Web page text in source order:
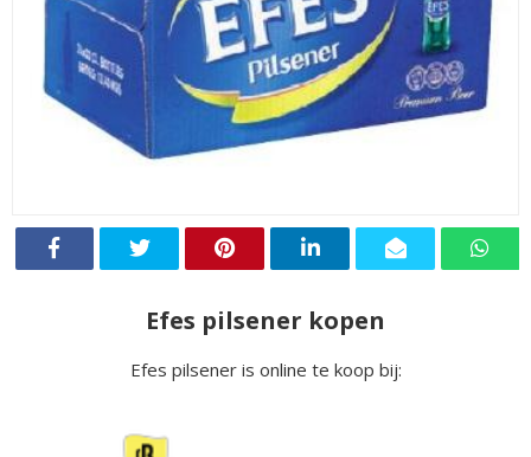
Efes pilsener kopen
Efes pilsener is online te koop bij: